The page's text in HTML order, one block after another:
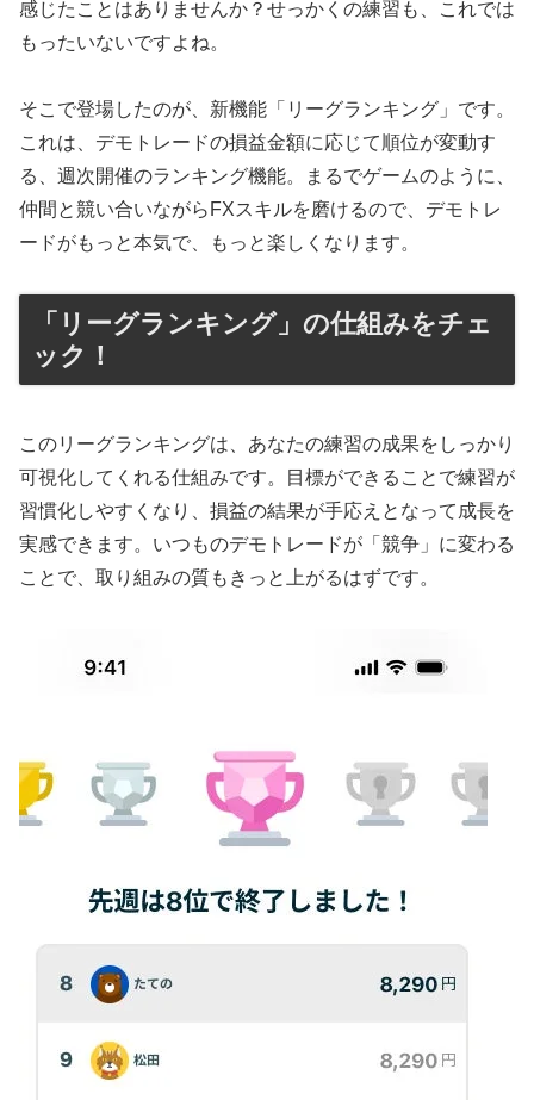
感じたことはありませんか？せっかくの練習も、これでは
もったいないですよね。
そこで登場したのが、新機能「リーグランキング」です。
これは、デモトレードの損益金額に応じて順位が変動す
る、週次開催のランキング機能。まるでゲームのように、
仲間と競い合いながらFXスキルを磨けるので、デモトレ
ードがもっと本気で、もっと楽しくなります。
「リーグランキング」の仕組みをチェ
ック！
このリーグランキングは、あなたの練習の成果をしっかり
可視化してくれる仕組みです。目標ができることで練習が
習慣化しやすくなり、損益の結果が手応えとなって成長を
実感できます。いつものデモトレードが「競争」に変わる
ことで、取り組みの質もきっと上がるはずです。